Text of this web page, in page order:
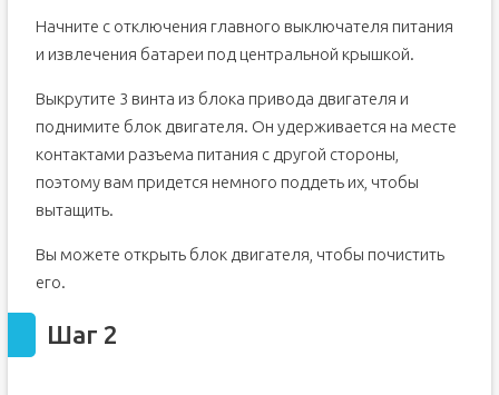
Начните с отключения главного выключателя питания
и извлечения батареи под центральной крышкой.
Выкрутите 3 винта из блока привода двигателя и
поднимите блок двигателя. Он удерживается на месте
контактами разъема питания с другой стороны,
поэтому вам придется немного поддеть их, чтобы
вытащить.
Вы можете открыть блок двигателя, чтобы почистить
его.
Шаг 2